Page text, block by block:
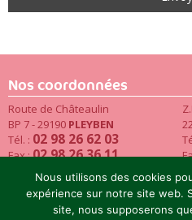
Nos coordonnées
Route de Châteaulin
BP 7 - 29190 PLEYBEN
Tél. : 02 98 26 62 03
Fax :02 98 26 36 11
EmailNous utilisons des cookies
expérience sur notre site web.
site, nous supposerons